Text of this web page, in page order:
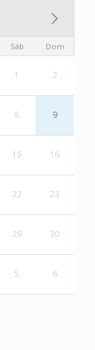
Sáb Dom
1 2
8 9
15 16
22 23
29 30
5 6